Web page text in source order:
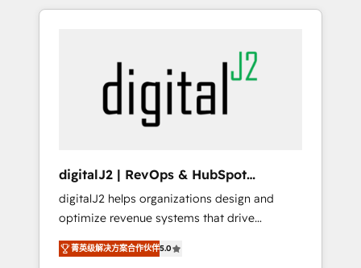
more business, by using HubSpot (the right
www.onthefuze.com/hubspot-admin Contact
us to learn more!
consulting firm, a digital agency and an
webdesign (We focus on EMEA - USA
customers).
digitalJ2 | RevOps & HubSpot
Implementations
digitalJ2 helps organizations design and
optimize revenue systems that drive
scalable, predictable growth. As a triple-
accredited HubSpot Solutions Partner, we
菁英级解决方案合作伙伴5.0